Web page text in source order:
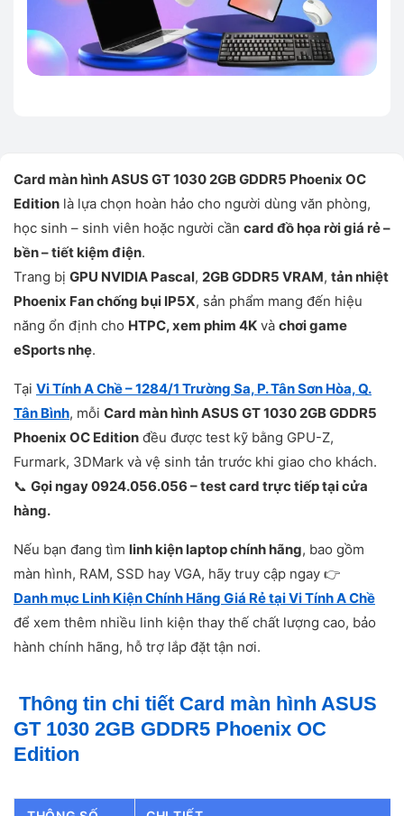
Card màn hình ASUS GT 1030 2GB GDDR5 Phoenix OC
Edition là lựa chọn hoàn hảo cho người dùng văn phòng,
học sinh – sinh viên hoặc người cần card đồ họa rời giá rẻ –
bền – tiết kiệm điện.
Trang bị GPU NVIDIA Pascal, 2GB GDDR5 VRAM, tản nhiệt
Phoenix Fan chống bụi IP5X, sản phẩm mang đến hiệu
năng ổn định cho HTPC, xem phim 4K và chơi game
eSports nhẹ.
Tại Vi Tính A Chề – 1284/1 Trường Sa, P. Tân Sơn Hòa, Q.
Tân Bình, mỗi Card màn hình ASUS GT 1030 2GB GDDR5
Phoenix OC Edition đều được test kỹ bằng GPU-Z,
Furmark, 3DMark và vệ sinh tản trước khi giao cho khách.
📞 Gọi ngay 0924.056.056 – test card trực tiếp tại cửa
hàng.
Nếu bạn đang tìm linh kiện laptop chính hãng, bao gồm
màn hình, RAM, SSD hay VGA, hãy truy cập ngay 👉
Danh mục Linh Kiện Chính Hãng Giá Rẻ tại Vi Tính A Chề
để xem thêm nhiều linh kiện thay thế chất lượng cao, bảo
hành chính hãng, hỗ trợ lắp đặt tận nơi.
Thông tin chi tiết Card màn hình ASUS
GT 1030 2GB GDDR5 Phoenix OC
Edition